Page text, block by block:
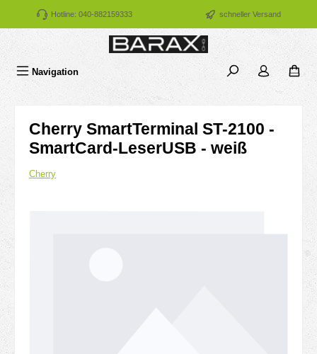
Zum Hauptinhalt springen
Hotline: 040-882159333 schneller Versand
Navigation
Cherry SmartTerminal ST-2100 -
SmartCard-LeserUSB - weiß
Cherry